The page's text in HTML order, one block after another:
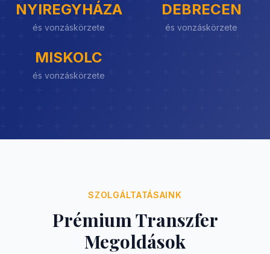
NYIREGYHÁZA
és vonzáskörzete
DEBRECEN
és vonzáskörzete
MISKOLC
és vonzáskörzete
SZOLGÁLTATÁSAINK
Prémium Transzfer
Megoldások